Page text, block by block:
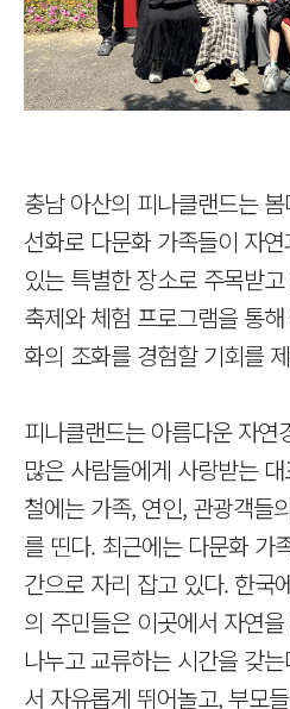
충남 아산의 피나클랜드는
선화로 다문화 가족들이 자
있는 특별한 장소로 주목받
축제와 체험 프로그램을 통
화의 조화를 경험할 기회를
피나클랜드는 아름다운 자
많은 사람들에게 사랑받는
철에는 가족, 연인, 관광객들
를 띤다. 최근에는 다문화 가
간으로 자리 잡고 있다. 한국
의 주민들은 이곳에서 자연
나누고 교류하는 시간을 갖
서 자유롭게 뛰어놀고, 부모